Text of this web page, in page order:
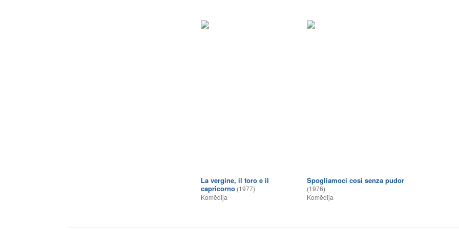
La vergine, il toro e il
capricorno (1977)
Komēdija
Spogliamoci così senza pudor
(1976)
Komēdija